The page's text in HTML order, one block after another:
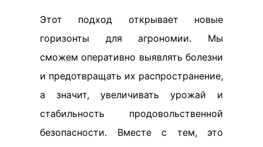
Этот подход открывает новые
горизонты для агрономии. Мы
сможем оперативно выявлять болезни
и предотвращать их распространение,
а значит, увеличивать урожай и
стабильность продовольственной
безопасности. Вместе с тем, это